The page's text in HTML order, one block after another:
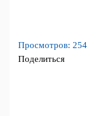
Просмотров: 254
Поделиться